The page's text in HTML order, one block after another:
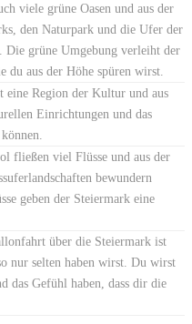
viele grüne Oasen und aus der
den Naturpark und die Ufer der
Die grüne Umgebung verleiht der
du aus der Höhe spüren wirst.
eine Region der Kultur und aus
Einrichtungen und das
fließen viel Flüsse und aus der
bewundern
geben der Steiermark eine
über die Steiermark ist
nur selten haben wirst. Du wirst
das Gefühl haben, dass dir die